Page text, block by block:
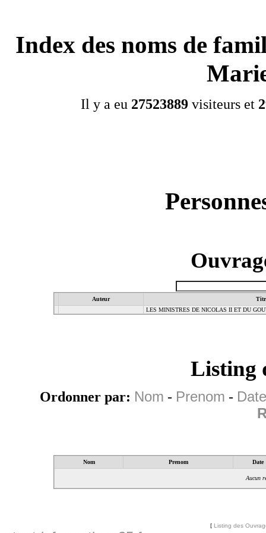
Index des noms de
Il y a eu 27523889visiteurs et
Auteur
LES MINISTRES DE NICOLAS II ET DU
Listing
Ordonner par: Nom - Prenom -
Nom Prenom Date
Aucun
[ Listing des